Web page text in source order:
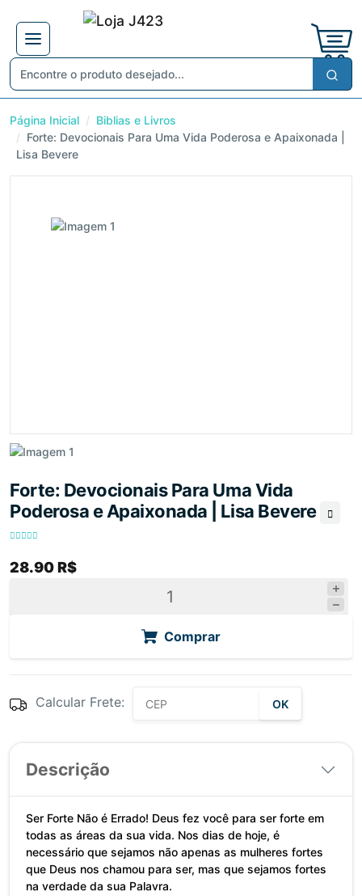
Página Inicial
Biblias e Livros
Forte: Devocionais Para Uma Vida Poderosa e Apaixonada |
Lisa Bevere
Forte: Devocionais Para Uma Vida
Poderosa e Apaixonada | Lisa Bevere
28.90 R$
Comprar
Calcular Frete: OK
Descrição
Ser Forte Não é Errado! Deus fez você para ser forte em
todas as áreas da sua vida. Nos dias de hoje, é
necessário que sejamos não apenas as mulheres fortes
que Deus nos chamou para ser, mas que sejamos fortes
na verdade da sua Palavra.